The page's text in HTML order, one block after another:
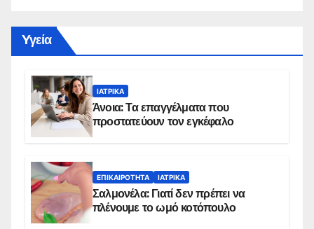
Yγεία
ΙΑΤΡΙΚΆ
Άνοια: Τα επαγγέλματα που
προστατεύουν τον εγκέφαλο
ΕΠΙΚΑΙΡΌΤΗΤΑ ΙΑΤΡΙΚΆ
Σαλμονέλα: Γιατί δεν πρέπει να
πλένουμε το ωμό κοτόπουλο